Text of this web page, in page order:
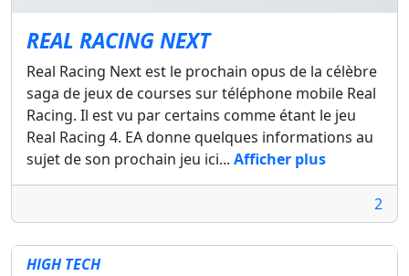
REAL RACING NEXT
Real Racing Next est le prochain opus de la célèbre
saga de jeux de courses sur téléphone mobile Real
Racing. Il est vu par certains comme étant le jeu
Real Racing 4. EA donne quelques informations au
sujet de son prochain jeu ici... Afficher plus
2
HIGH TECH